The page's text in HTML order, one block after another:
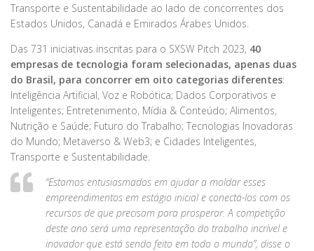
Transporte e Sustentabilidade ao lado de concorrentes dos
Estados Unidos, Canadá e Emirados Árabes Unidos.
Das 731 iniciativas inscritas para o SXSW Pitch 2023, 40
empresas de tecnologia foram selecionadas, apenas duas
do Brasil, para concorrer em oito categorias diferentes:
Inteligência Artificial, Voz e Robótica; Dados Corporativos e
Inteligentes; Entretenimento, Mídia & Conteúdo; Alimentos,
Nutrição e Saúde; Futuro do Trabalho; Tecnologias Inovadoras
do Mundo; Metaverso & Web3; e Cidades Inteligentes,
Transporte e Sustentabilidade.
“Estamos entusiasmados em ajudar a moldar esses
empreendimentos em estágio inicial e conectá-los com os
recursos de que precisam para prosperar. A competição
deste ano será uma representação do trabalho incrível e
inovador que está sendo feito em todo o mundo”, disse o